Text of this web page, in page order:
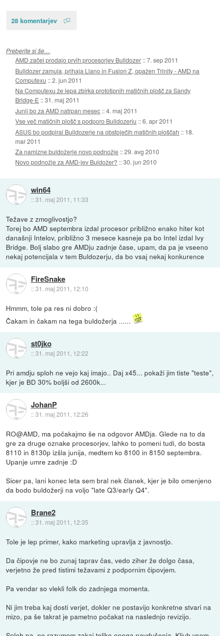
28 komentarjev
Preberite si še…
AMD začel prodajo prvih procesorjev Bulldozer ::7. sep 2011
Bulldozer zamuja, prihaja Llano in Fusion Z, opažen Trinity - AMD na
Computexu ::2. jun 2011
Na Computexu že lepa zbirka prototipnih matičnih plošč za Sandy
Bridge-E ::31. maj 2011
Junij bo za AMD natrpan mesec ::4. maj 2011
Vse več matičnih plošč s podporo Bulldozerju ::6. apr 2011
ASUS bo podpiral Bulldozerje na obstoječih matičnih ploščah :: 18.
mar 2011
Za namizne buldožerje novo podnožje ::29. avg 2010
Novo podnožje za AMD-jev Buldožer? ::30. jun 2010
win64
::31. maj 2011, 11:33
Težave z zmoglivostjo?
Torej bo AMD septembra izdal procesor približno enako hiter kot
današnji Intelov, približno 3 mesece kasneje pa bo Intel izdal Ivy
Bridge. Bolj slabo gre AMDju zadnje čase, upam, da pa je vseeno
nekaj potencijala v tem Buldozerju, da bo vsaj nekaj konkurence
FireSnake
::31. maj 2011, 12:10
Hmmm, tole pa res ni dobro :(
Čakam in čakam na tega buldožerja ......
st0jko
::31. maj 2011, 12:22
Pri amdju sploh ne vejo kaj imajo.. Daj x45... pokaži jim tiste "teste",
kjer je BD 30% boljši od 2600k...
JohanP
::31. maj 2011, 12:26
RO@AMD, ma počakajmo še na odgovor AMDja. Glede na to da
gre za druge oznake procesorjev, lahko to pomeni tudi, do bosta
8110 in 8130p izšla junija, medtem ko 8100 in 8150 septembra.
Upanje umre zadnje :D
Sicer pa, lani konec leta sem bral nek članek, kjer je bilo omenjeno
da bodo buldožerji na voljo "late Q3/early Q4".
Brane2
::31. maj 2011, 12:35
Tole je lep primer, kako marketing upravlja z javnostjo.
Da čipovje ne bo zunaj taprav čas, vedo ziher že dolgo časa,
verjetno že pred tistimi težavami z podpornim čipovjem.
Pa vendar so vlekli folk do zadnjega momenta.
Ni jim treba kaj dosti verjet, dokler ne postavijo konkretne stvari na
mizo, pa še takrat je pametno počakat na naslednjo revizijo.